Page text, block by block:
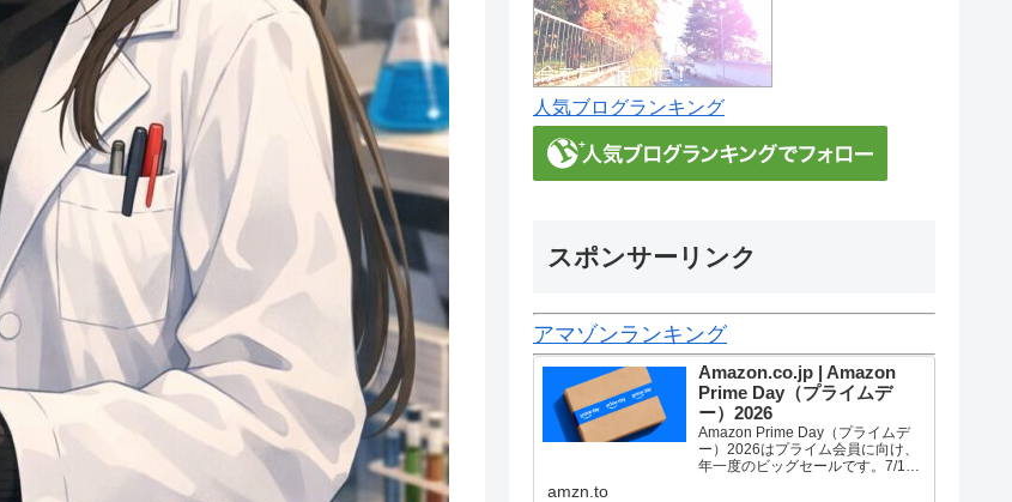
人気ブログランキング
スポンサーリンク
アマゾンランキング
Amazon.co.jp | Amazon
Prime Day（プライムデ
ー）2026
Amazon Prime Day（プライムデ
ー）2026はプライム会員に向け、
年一度のビッグセールです。7/10
amzn.to